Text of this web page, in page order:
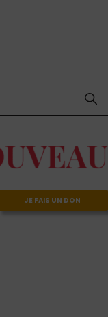
JE FAIS UN DON